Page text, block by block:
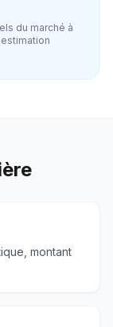
du marché à
montant